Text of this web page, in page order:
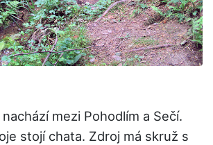
mezi Pohodlím a Sečí.
stojí chata. Zdroj má skruž s